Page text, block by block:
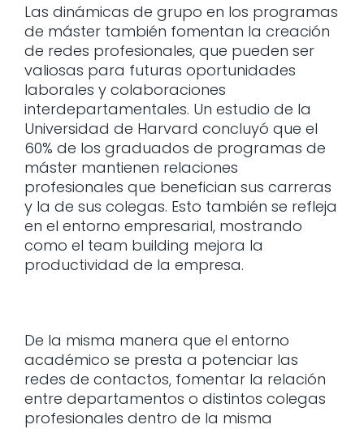
Las dinámicas de grupo en los programas
de máster también fomentan la creación
de redes profesionales, que pueden ser
valiosas para futuras oportunidades
laborales y colaboraciones
interdepartamentales. Un estudio de la
Universidad de Harvard concluyó que el
60% de los graduados de programas de
máster mantienen relaciones
profesionales que benefician sus carreras
y la de sus colegas. Esto también se refleja
en el entorno empresarial, mostrando
como el team building mejora la
productividad de la empresa.
De la misma manera que el entorno
académico se presta a potenciar las
redes de contactos, fomentar la relación
entre departamentos o distintos colegas
profesionales dentro de la misma